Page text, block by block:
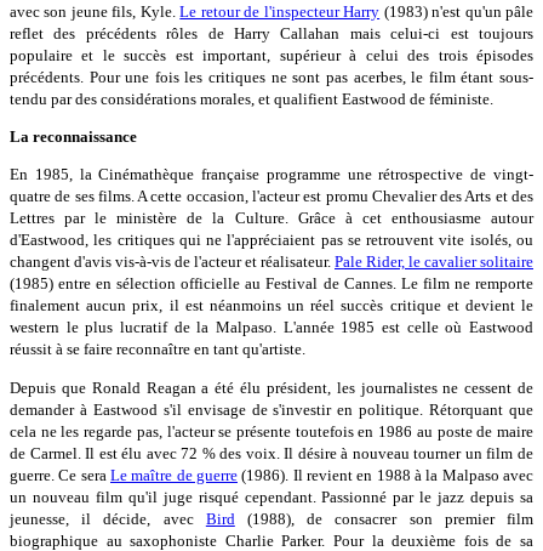
avec son jeune fils, Kyle.Le retour de l'inspecteur Harry (1983) n'est qu'un pâle
reflet des précédents rôles de Harry Callahan mais celui-ci est toujours
populaire et le succès est important, supérieur à celui des trois épisodes
précédents. Pour une fois les critiques ne sont pas acerbes, le film étant sous-
tendu par des considérations morales, et qualifient Eastwood de féministe.
La reconnaissance
En 1985, la Cinémathèque française programme une rétrospective de vingt-
quatre de ses films. A cette occasion, l'acteur est promu Chevalier des Arts et des
Lettres par le ministère de la Culture. Grâce à cet enthousiasme autour
d'Eastwood, les critiques qui ne l'appréciaient pas se retrouvent vite isolés, ou
changent d'avis vis-à-vis de l'acteur et réalisateur. Pale Rider, le cavalier solitaire
(1985) entre en sélection officielle au Festival de Cannes. Le film ne remporte
finalement aucun prix, il est néanmoins un réel succès critique et devient le
western le plus lucratif de la Malpaso. L'année 1985 est celle où Eastwood
réussit à se faire reconnaître en tant qu'artiste.
Depuis que Ronald Reagan a été élu président, les journalistes ne cessent de
demander à Eastwood s'il envisage de s'investir en politique. Rétorquant que
cela ne les regarde pas, l'acteur se présente toutefois en 1986 au poste de maire
de Carmel. Il est élu avec 72 % des voix. Il désire à nouveau tourner un film de
guerre. Ce sera Le maître de guerre (1986). Il revient en 1988 à la Malpaso avec
un nouveau film qu'il juge risqué cependant. Passionné par le jazz depuis sa
jeunesse, il décide, avec Bird (1988), de consacrer son premier film
biographique au saxophoniste Charlie Parker. Pour la deuxième fois de sa